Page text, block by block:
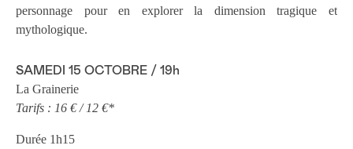
personnage pour en explorer la dimension tragique et
mythologique.
SAMEDI 15 OCTOBRE / 19h
La Grainerie
Tarifs : 16 € / 12 €*
Durée 1h15